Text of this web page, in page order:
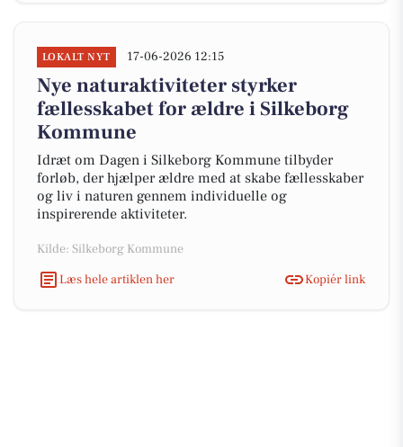
LOKALT NYT 17-06-2026 12:15
Nye naturaktiviteter styrker
fællesskabet for ældre i Silkeborg
Kommune
Idræt om Dagen i Silkeborg Kommune tilbyder
forløb, der hjælper ældre med at skabe fællesskaber
og liv i naturen gennem individuelle og
inspirerende aktiviteter.
Kilde: Silkeborg Kommune
Læs hele artiklen her
Kopiér link